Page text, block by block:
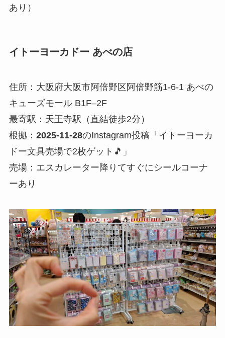
あり）
イトーヨーカドー あべの店
住所：大阪府大阪市阿倍野区阿倍野筋1-6-1 あべの
キューズモール B1F–2F
最寄駅：天王寺駅（直結徒歩2分）
根拠： 2025-11-28のInstagram投稿「イトーヨーカ
ドー文具売場で2枚ゲット🎵」
売場：エスカレーター降りてすぐにシールコーナ
ーあり